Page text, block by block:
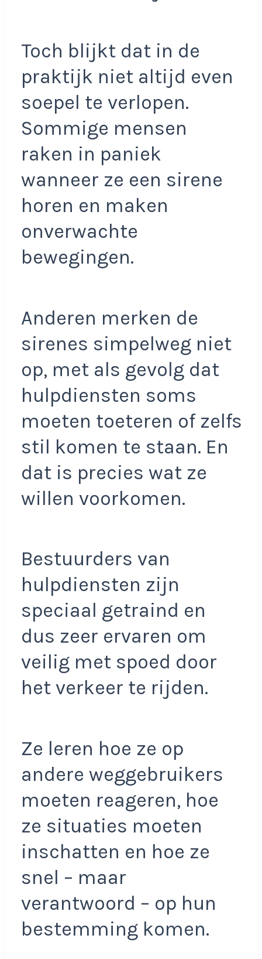
Toch blijkt dat in de
praktijk niet altijd even
soepel te verlopen.
Sommige mensen
raken in paniek
wanneer ze een sirene
horen en maken
onverwachte
bewegingen.
Anderen merken de
sirenes simpelweg niet
op, met als gevolg dat
hulpdiensten soms
moeten toeteren of zelfs
stil komen te staan. En
dat is precies wat ze
willen voorkomen.
Bestuurders van
hulpdiensten zijn
speciaal getraind en
dus zeer ervaren om
veilig met spoed door
het verkeer te rijden.
Ze leren hoe ze op
andere weggebruikers
moeten reageren, hoe
ze situaties moeten
inschatten en hoe ze
snel – maar
verantwoord – op hun
bestemming komen.